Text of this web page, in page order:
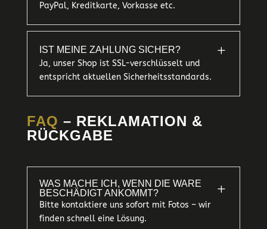
PayPal, Kreditkarte, Vorkasse etc.
IST MEINE ZAHLUNG SICHER? L
Ja, unser Shop ist SSL-verschlüsselt und
entspricht aktuellen Sicherheitsstandards.
FAQ – REKLAMATION &
RÜCKGABE
WAS MACHE ICH, WENN DIE WARE
BESCHÄDIGT ANKOMMT?
L
Bitte kontaktiere uns sofort mit Fotos – wir
finden schnell eine Lösung.